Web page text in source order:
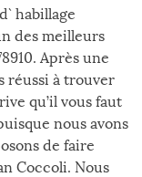
habillage
des meilleurs
Après une
réussi à trouver
qu’il vous faut
nous avons
de faire
Coccoli. Nous